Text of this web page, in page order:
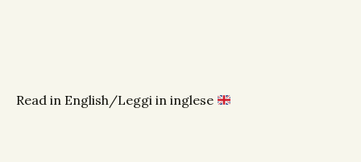
Read in English/Leggi in inglese